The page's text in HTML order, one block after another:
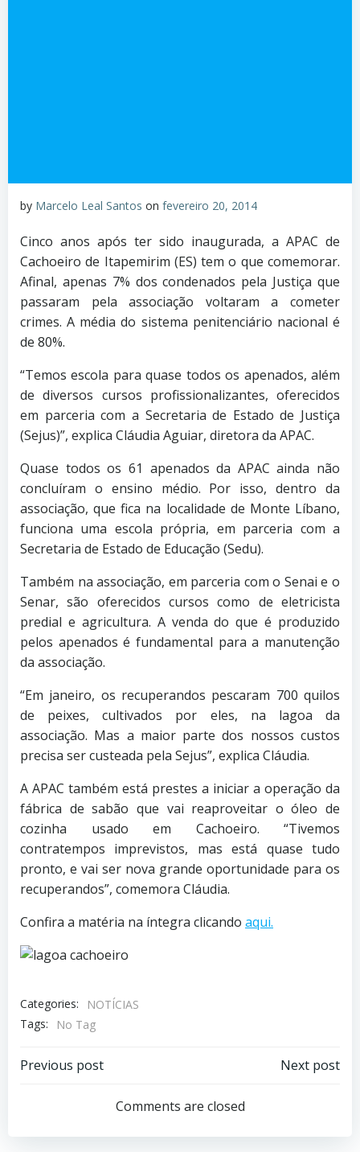
by Marcelo Leal Santos on fevereiro 20, 2014
Cinco anos após ter sido inaugurada, a APAC de
Cachoeiro de Itapemirim (ES) tem o que comemorar.
Afinal, apenas 7% dos condenados pela Justiça que
passaram pela associação voltaram a cometer
crimes. A média do sistema penitenciário nacional é
de 80%.
“Temos escola para quase todos os apenados, além
de diversos cursos profissionalizantes, oferecidos
em parceria com a Secretaria de Estado de Justiça
(Sejus)”, explica Cláudia Aguiar, diretora da APAC.
Quase todos os 61 apenados da APAC ainda não
concluíram o ensino médio. Por isso, dentro da
associação, que fica na localidade de Monte Líbano,
funciona uma escola própria, em parceria com a
Secretaria de Estado de Educação (Sedu).
Também na associação, em parceria com o Senai e o
Senar, são oferecidos cursos como de eletricista
predial e agricultura. A venda do que é produzido
pelos apenados é fundamental para a manutenção
da associação.
“Em janeiro, os recuperandos pescaram 700 quilos
de peixes, cultivados por eles, na lagoa da
associação. Mas a maior parte dos nossos custos
precisa ser custeada pela Sejus”, explica Cláudia.
A APAC também está prestes a iniciar a operação da
fábrica de sabão que vai reaproveitar o óleo de
cozinha usado em Cachoeiro. “Tivemos
contratempos imprevistos, mas está quase tudo
pronto, e vai ser nova grande oportunidade para os
recuperandos”, comemora Cláudia.
Confira a matéria na íntegra clicando aqui.
Categories:
NOTÍCIAS
Tags:
No Tag
Previous post Next post
Comments are closed